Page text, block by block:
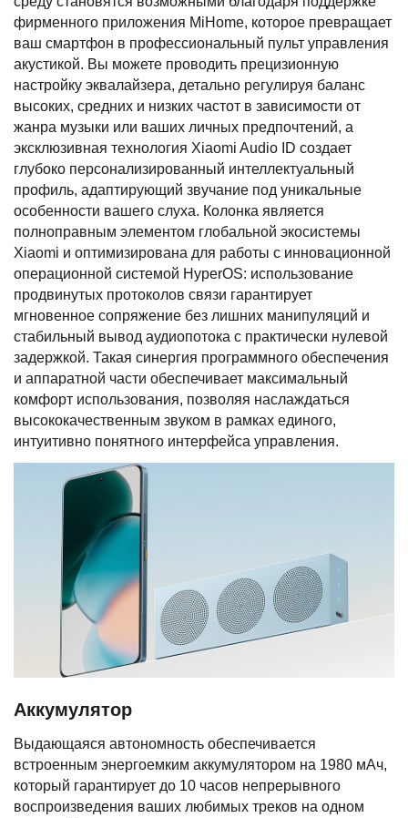
фирменного приложения MiHome, которое превращает
ваш смартфон в профессиональный пульт управления
акустикой. Вы можете проводить прецизионную
настройку эквалайзера, детально регулируя баланс
высоких, средних и низких частот в зависимости от
жанра музыки или ваших личных предпочтений, а
эксклюзивная технология Xiaomi Audio ID создает
глубоко персонализированный интеллектуальный
профиль, адаптирующий звучание под уникальные
особенности вашего слуха. Колонка является
полноправным элементом глобальной экосистемы
Xiaomi и оптимизирована для работы с инновационной
операционной системой HyperOS: использование
продвинутых протоколов связи гарантирует
мгновенное сопряжение без лишних манипуляций и
стабильный вывод аудиопотока с практически нулевой
задержкой. Такая синергия программного обеспечения
и аппаратной части обеспечивает максимальный
комфорт использования, позволяя наслаждаться
высококачественным звуком в рамках единого,
интуитивно понятного интерфейса управления.
Аккумулятор
Выдающаяся автономность обеспечивается
встроенным энергоемким аккумулятором на 1980 мАч,
который гарантирует до 10 часов непрерывного
воспроизведения ваших любимых треков на одном